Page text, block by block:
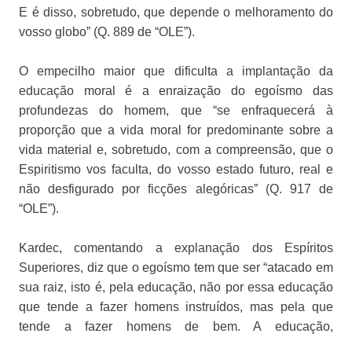
E é disso, sobretudo, que depende o melhoramento do
vosso globo” (Q. 889 de “OLE”).
O empecilho maior que dificulta a implantação da
educação moral é a enraização do egoísmo das
profundezas do homem, que “se enfraquecerá à
proporção que a vida moral for predominante sobre a
vida material e, sobretudo, com a compreensão, que o
Espiritismo vos faculta, do vosso estado futuro, real e
não desfigurado por ficções alegóricas” (Q. 917 de
“OLE”).
Kardec, comentando a explanação dos Espíritos
Superiores, diz que o egoísmo tem que ser “atacado em
sua raiz, isto é, pela educação, não por essa educação
que tende a fazer homens instruídos, mas pela que
tende a fazer homens de bem. A educação,